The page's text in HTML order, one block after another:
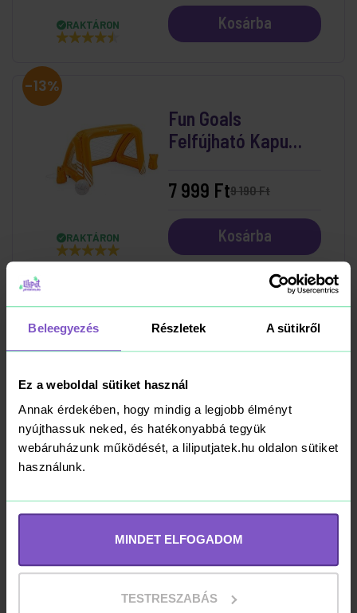
Beleegyezés Részletek A sütikről
Ez a weboldal sütiket használ
Annak érdekében, hogy mindig a legjobb élményt
nyújthassuk neked, és hatékonyabbá tegyük
webáruházunk működését, a liliputjatek.hu oldalon sütiket
használunk.
MINDET ELFOGADOM
TESTRESZABÁS
RAKTÁRON Kosárba
-13%
RAKTÁRON
Fun Goals
Felfújható Kapu
(140x89x91 cm)
9 190 Ft
7 999 Ft
Kosárba
RAKTÁRON
Vagány Kisbusz
Matrac 178x91x23
cm
7 390 Ft
Kosárba
Deluxe Beülős Bébi
Úszógumi 79x79cm